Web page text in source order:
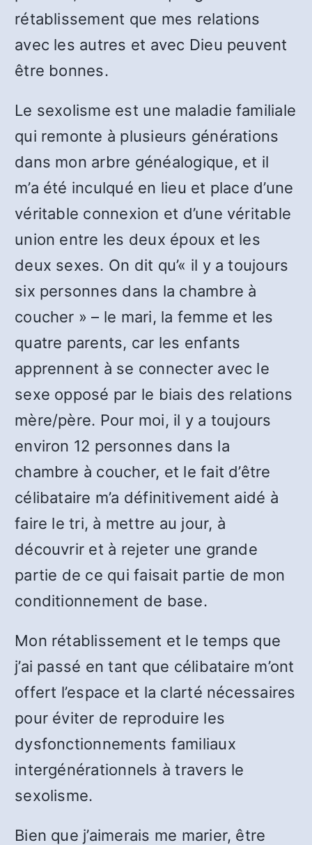
rétablissement que mes relations
avec les autres et avec Dieu peuvent
être bonnes.
Le sexolisme est une maladie familiale
qui remonte à plusieurs générations
dans mon arbre généalogique, et il
m’a été inculqué en lieu et place d’une
véritable connexion et d’une véritable
union entre les deux époux et les
deux sexes. On dit qu’« il y a toujours
six personnes dans la chambre à
coucher » – le mari, la femme et les
quatre parents, car les enfants
apprennent à se connecter avec le
sexe opposé par le biais des relations
mère/père. Pour moi, il y a toujours
environ 12 personnes dans la
chambre à coucher, et le fait d’être
célibataire m’a définitivement aidé à
faire le tri, à mettre au jour, à
découvrir et à rejeter une grande
partie de ce qui faisait partie de mon
conditionnement de base.
Mon rétablissement et le temps que
j’ai passé en tant que célibataire m’ont
offert l’espace et la clarté nécessaires
pour éviter de reproduire les
dysfonctionnements familiaux
intergénérationnels à travers le
sexolisme.
Bien que j’aimerais me marier, être